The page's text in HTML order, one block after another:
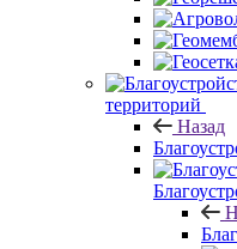
территорий
Назад